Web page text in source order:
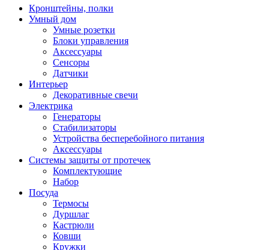
Кронштейны, полки
Умный дом
Умные розетки
Блоки управления
Аксессуары
Сенсоры
Датчики
Интерьер
Декоративные свечи
Электрика
Генераторы
Стабилизаторы
Устройства бесперебойного питания
Аксессуары
Системы защиты от протечек
Комплектующие
Набор
Посуда
Термосы
Дуршлаг
Кастрюли
Ковши
Кружки